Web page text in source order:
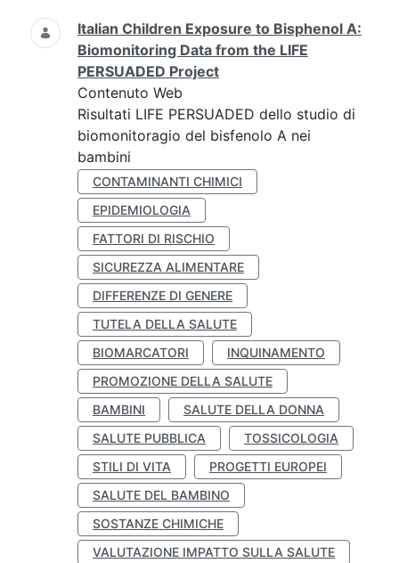
Italian Children Exposure to Bisphenol A:
Biomonitoring Data from the LIFE
PERSUADED Project
Contenuto Web
Risultati LIFE PERSUADED dello studio di
biomonitoragio del bisfenolo A nei
bambini
CONTAMINANTI CHIMICI
EPIDEMIOLOGIA
FATTORI DI RISCHIO
SICUREZZA ALIMENTARE
DIFFERENZE DI GENERE
TUTELA DELLA SALUTE
BIOMARCATORI
INQUINAMENTO
PROMOZIONE DELLA SALUTE
BAMBINI
SALUTE DELLA DONNA
SALUTE PUBBLICA
TOSSICOLOGIA
STILI DI VITA
PROGETTI EUROPEI
SALUTE DEL BAMBINO
SOSTANZE CHIMICHE
VALUTAZIONE IMPATTO SULLA SALUTE